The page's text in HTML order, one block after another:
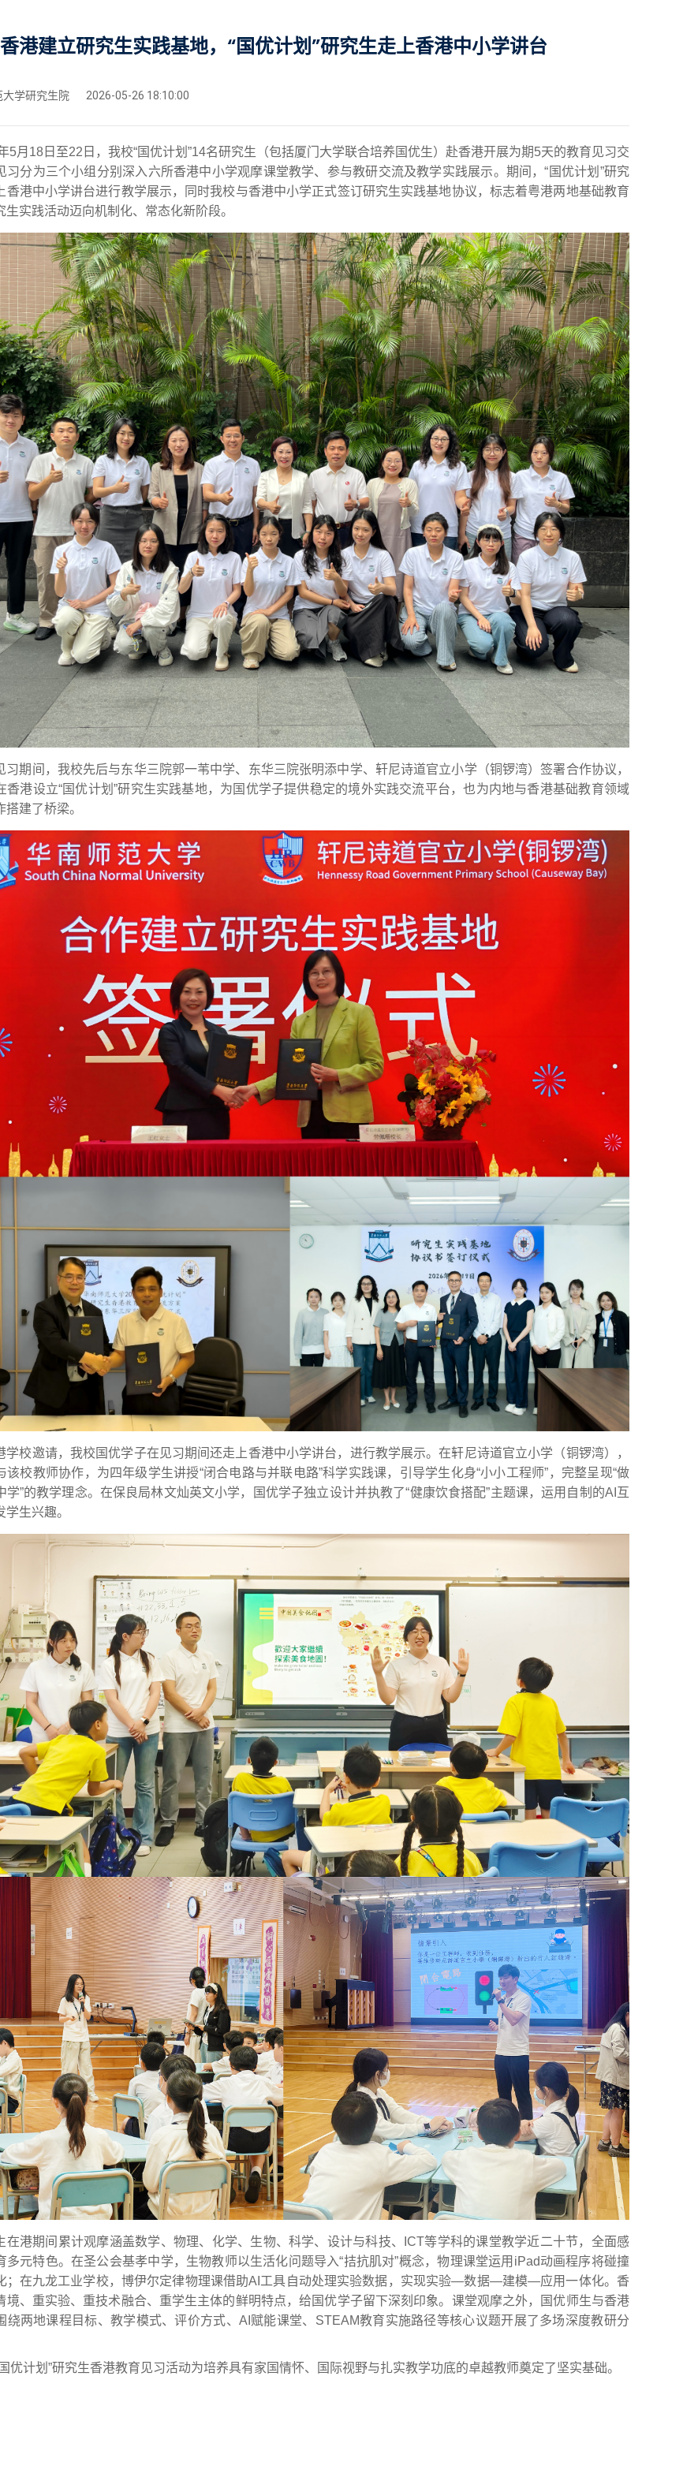
港建立研究生实践基地，“国优计划”研究生走上香港中小学讲台
大学研究生院 2026-05-26 18:10:00
5月18日至22日，我校“国优计划”14名研究生（包括厦门大学联合培养国优生）赴香港开展为期5天的教育见习交
习分为三个小组分别深入六所香港中小学观摩课堂教学、参与教研交流及教学实践展示。期间，“国优计划”研究
香港中小学讲台进行教学展示，同时我校与香港中小学正式签订研究生实践基地协议，标志着粤港两地基础教育
生实践活动迈向机制化、常态化新阶段。
习期间，我校先后与东华三院郭一苇中学、东华三院张明添中学、轩尼诗道官立小学（铜锣湾）签署合作协议，
香港设立“国优计划”研究生实践基地，为国优学子提供稳定的境外实践交流平台，也为内地与香港基础教育领域
搭建了桥梁。
学校邀请，我校国优学子在见习期间还走上香港中小学讲台，进行教学展示。在轩尼诗道官立小学（铜锣湾），
该校教师协作，为四年级学生讲授“闭合电路与并联电路”科学实践课，引导学生化身“小小工程师”，完整呈现“做
学”的教学理念。在保良局林文灿英文小学，国优学子独立设计并执教了“健康饮食搭配”主题课，运用自制的AI互
生兴趣。
在港期间累计观摩涵盖数学、物理、化学、生物、科学、设计与科技、ICT等学科的课堂教学近二十节，全面感
多元特色。在圣公会基孝中学，生物教师以生活化问题导入“拮抗肌对”概念，物理课堂运用iPad动画程序将碰撞
；在九龙工业学校，博伊尔定律物理课借助AI工具自动处理实验数据，实现实验—数据—建模—应用一体化。香
境、重实验、重技术融合、重学生主体的鲜明特点，给国优学子留下深刻印象。课堂观摩之外，国优师生与香港
绕两地课程目标、教学模式、评价方式、AI赋能课堂、STEAM教育实施路径等核心议题开展了多场深度教研分
优计划”研究生香港教育见习活动为培养具有家国情怀、国际视野与扎实教学功底的卓越教师奠定了坚实基础。